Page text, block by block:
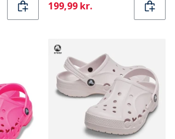
Current
199,99 kr.